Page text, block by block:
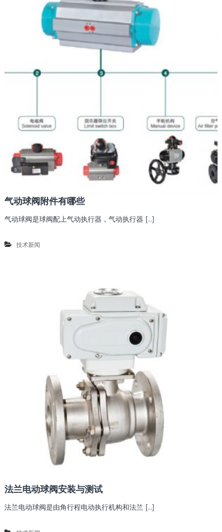
气动球阀附件有哪些
气动球阀是球阀配上气动执行器，气动执行器 […]
技术新闻
法兰电动球阀安装与测试
法兰电动球阀是由角行程电动执行机构和法兰 […]